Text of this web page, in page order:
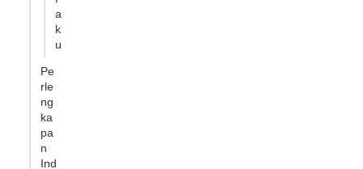
a
k
u
Pe
rle
ng
ka
pa
n
Ind